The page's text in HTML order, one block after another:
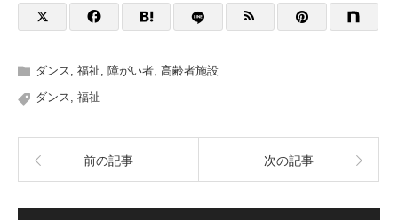
ダンス, 福祉, 障がい者, 高齢者施設
ダンス, 福祉
前の記事 次の記事